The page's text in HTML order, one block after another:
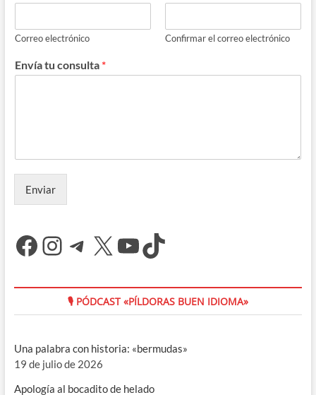
Correo electrónico Confirmar el correo electrónico
Envía tu consulta *
Enviar
Facebook
Instagram
Telegram
X YouTube
TikTok
🎙 PÓDCAST «PÍLDORAS BUEN IDIOMA»
Una palabra con historia: «bermudas»
19 de julio de 2026
Apología al bocadito de helado